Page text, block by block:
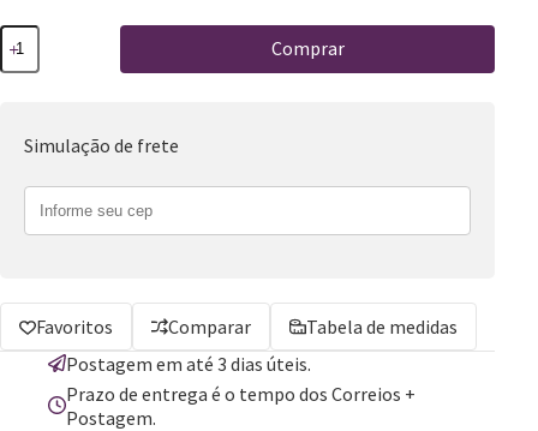
Comprar
Simulação de frete
Favoritos Comparar
Tabela de medidas
Postagem em até 3 dias úteis.
Prazo de entrega é o tempo dos Correios +
Postagem.